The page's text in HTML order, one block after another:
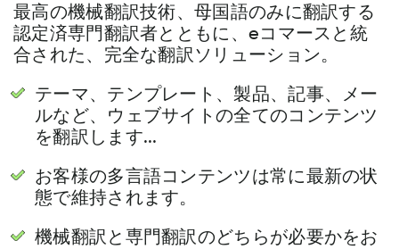
最高の機械翻訳技術、母国語のみに翻訳する
認定済専門翻訳者とともに、eコマースと統
合された、完全な翻訳ソリューション。
テーマ、テンプレート、製品、記事、メー
ルなど、ウェブサイトの全てのコンテンツ
を翻訳します...
お客様の多言語コンテンツは常に最新の状
態で維持されます。
機械翻訳と専門翻訳のどちらが必要かをお